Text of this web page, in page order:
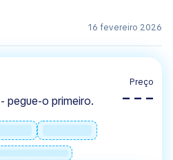
16 fevereiro 2026
pegue-o primeiro.
Preço
– – –